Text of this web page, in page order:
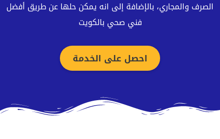
الصرف والمجاري، بالإضافة إلى انه يمكن حلها عن طريق أفضل
فني صحي بالكويت
احصل على الخدمة